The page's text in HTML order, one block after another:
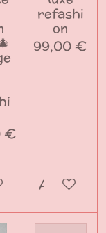
€
au panier
refashi
on
99,00 €
Ajouter